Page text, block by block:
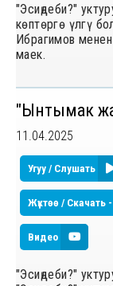
"Эсиңдеби?"
көптөргө үлгү
Ибрагимов
маек.
"Ынтымак
11.04.2025
Угуу / Слушать
Жүктөө / Скачать -
Видео
"Эсиңдеби?"